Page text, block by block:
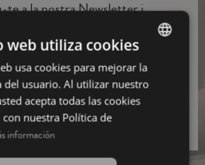
te a la nostra Newsletter i
la informació bàsica sobre el
SPANISH
INGLÉS
web utiliza cookies
usa cookies para mejorar la
del usuario. Al utilizar nuestro
acepta todas las cookies
con nuestra Política de
información